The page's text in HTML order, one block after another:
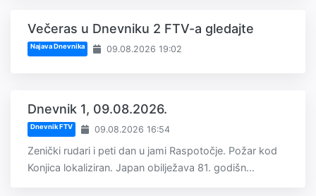
Večeras u Dnevniku 2 FTV-a gledajte
Najava Dnevnika 09.08.2026 19:02
Dnevnik 1, 09.08.2026.
Dnevnik FTV 09.08.2026 16:54
Zenički rudari i peti dan u jami Raspotočje. Požar kod
Konjica lokaliziran. Japan obilježava 81. godišn...